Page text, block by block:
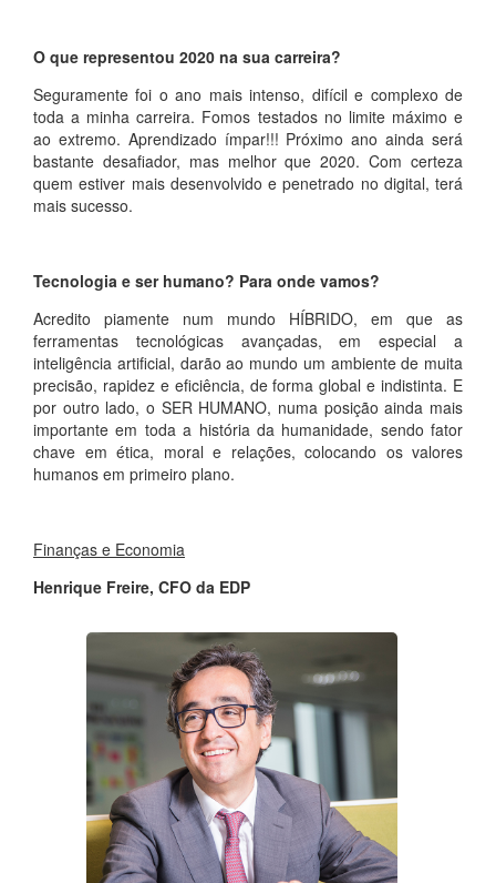
O que representou 2020 na sua carreira?
Seguramente foi o ano mais intenso, difícil e complexo de
toda a minha carreira. Fomos testados no limite máximo e
ao extremo. Aprendizado ímpar!!! Próximo ano ainda será
bastante desafiador, mas melhor que 2020. Com certeza
quem estiver mais desenvolvido e penetrado no digital, terá
mais sucesso.
Tecnologia e ser humano? Para onde vamos?
Acredito piamente num mundo HÍBRIDO, em que as
ferramentas tecnológicas avançadas, em especial a
inteligência artificial, darão ao mundo um ambiente de muita
precisão, rapidez e eficiência, de forma global e indistinta. E
por outro lado, o SER HUMANO, numa posição ainda mais
importante em toda a história da humanidade, sendo fator
chave em ética, moral e relações, colocando os valores
humanos em primeiro plano.
Finanças e Economia
Henrique Freire, CFO da EDP